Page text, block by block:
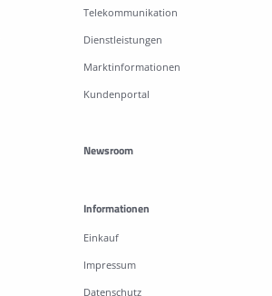
Telekommunikation
Dienstleistungen
Marktinformationen
Kundenportal
Newsroom
Informationen
Einkauf
Impressum
Datenschutz